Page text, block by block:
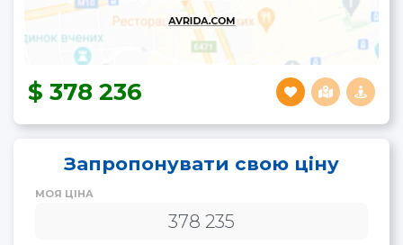
378 236
Запропонувати свою ціну
МОЯ ЦІНА